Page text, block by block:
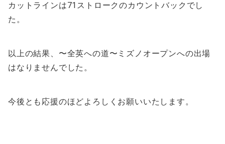
カットラインは71ストロークのカウントバックでし
た。
以上の結果、〜全英への道〜ミズノオープンへの出場
はなりませんでした。
今後とも応援のほどよろしくお願いいたします。